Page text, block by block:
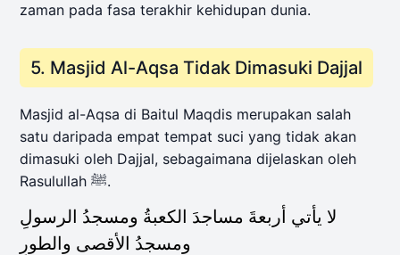
zaman pada fasa terakhir kehidupan dunia.
5. Masjid Al-Aqsa Tidak Dimasuki Dajjal
Masjid al-Aqsa di Baitul Maqdis merupakan salah
satu daripada empat tempat suci yang tidak akan
dimasuki oleh Dajjal, sebagaimana dijelaskan oleh
Rasulullah ﷺ.
لا يأتي أربعةَ مساجدَ الكعبةُ ومسجدُ الرسولِ
ومسجدُ الأقصى والطورِ